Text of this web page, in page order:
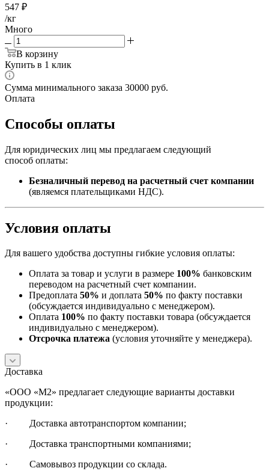
547 ₽
/кг
Много
В корзину
Купить в 1 клик
Сумма минимального заказа 30000 руб.
Оплата
Способы оплаты
Для юридических лиц мы предлагаем следующий
способ оплаты:
Безналичный перевод на расчетный счет компании
(являемся плательщиками НДС).
Условия оплаты
Для вашего удобства доступны гибкие условия оплаты:
Оплата за товар и услуги в размере 100% банковским
переводом на расчетный счет компании.
Предоплата 50% и доплата 50% по факту поставки
(обсуждается индивидуально с менеджером).
Оплата 100% по факту поставки товара (обсуждается
индивидуально с менеджером).
Отсрочка платежа (условия уточняйте у менеджера).
Доставка
«ООО «М2» предлагает следующие варианты доставки
продукции:
· Доставка автотранспортом компании;
· Доставка транспортными компаниями;
· Самовывоз продукции со склада.